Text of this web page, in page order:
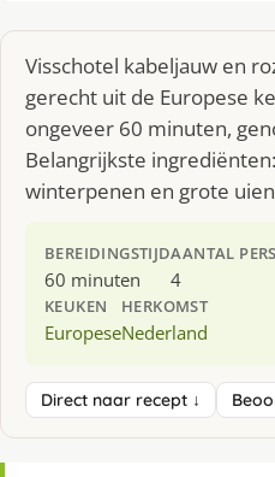
Visschotel kabeljauw en
gerecht uit de Europese
ongeveer 60 minuten,
Belangrijkste
winterpenen en grote
BEREIDINGSTIJD
60 minuten
AANTAL
4
KEUKEN
Europese
HERKOMST
Nederland
Direct naar recept ↓